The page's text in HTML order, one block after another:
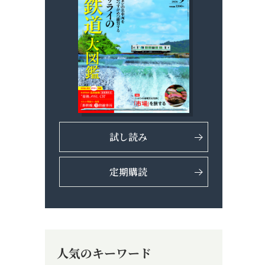
試し読み
定期購読
人気のキーワード